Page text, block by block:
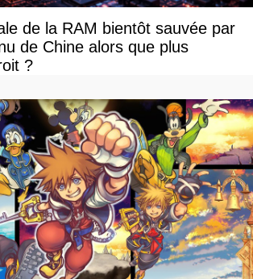
de la RAM bientôt sauvée par
de Chine alors que plus
?